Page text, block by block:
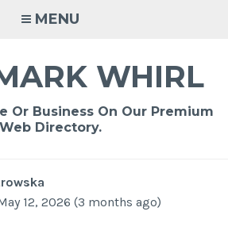
MENU
WHIRL
Or Business On Our Premium
Web Directory.
12, 2026 (3 months ago)